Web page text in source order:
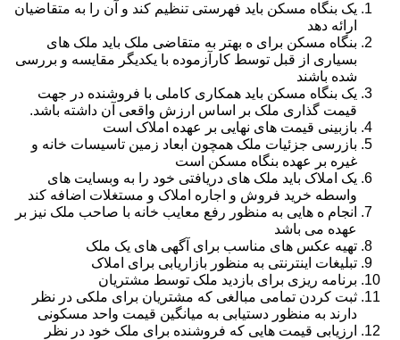
یک بنگاه مسکن باید فهرستی تنظیم کند و آن را به متقاضیان
ارائه دهد
بنگاه مسکن برای ه بهتر به متقاضی ملک باید ملک های
بسیاری از قبل توسط کارآزموده با یکدیگر مقایسه و بررسی
شده باشند
یک بنگاه مسکن باید همکاری کاملی با فروشنده در جهت
قیمت گذاری ملک بر اساس ارزش واقعی آن داشته باشد.
بازبینی قیمت های نهایی بر عهده املاک است
بازرسی جزئیات ملک همچون ابعاد زمین تاسیسات خانه و
غیره بر عهده بنگاه مسکن است
یک املاک باید ملک های دریافتی خود را به وبسایت های
واسطه خرید فروش و اجاره املاک و مستغلات اضافه کند
انجام ه هایی به منظور رفع معایب خانه با صاحب ملک نیز بر
عهده می باشد
تهیه عکس های مناسب برای آگهی های یک ملک
تبلیغات اینترنتی به منظور بازاریابی برای املاک
برنامه ریزی برای بازدید ملک توسط مشتریان
ثبت کردن تمامی مبالغی که مشتریان برای ملکی در نظر
دارند به منظور دستیابی به میانگین قیمت واحد مسکونی
ارزیابی قیمت هایی که فروشنده برای ملک خود در نظر